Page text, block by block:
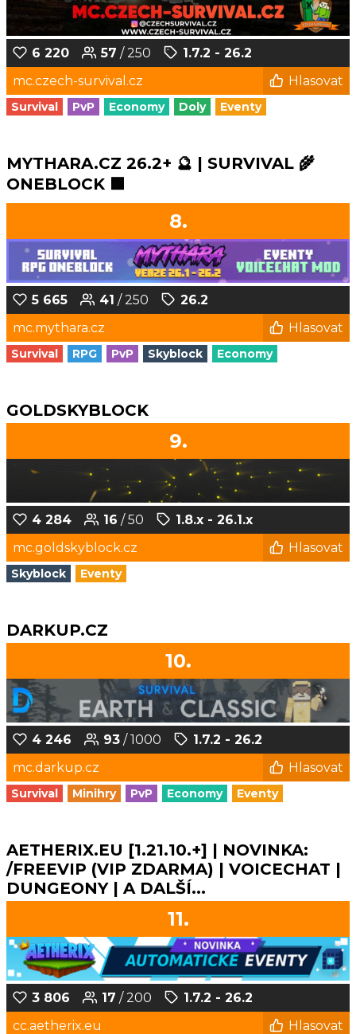
6 220 57 / 250
1.7.2 - 26.2
mc.czech-survival.cz
Hlasovat
Survival PvP Economy Doly Eventy
MYTHARA.CZ 26.2+ 🔮 | SURVIVAL 🌾
ONEBLOCK 🟩
8.
5 665 41 / 250
26.2
mc.mythara.cz
Hlasovat
Survival RPG PvP Skyblock Economy
GOLDSKYBLOCK
9.
4 284 16 / 50
1.8.x - 26.1.x
mc.goldskyblock.cz
Hlasovat
Skyblock Eventy
DARKUP.CZ
10.
4 246 93 / 1000
1.7.2 - 26.2
mc.darkup.cz
Hlasovat
Survival Minihry PvP Economy Eventy
AETHERIX.EU [1.21.10.+] | NOVINKA:
/FREEVIP (VIP ZDARMA) | VOICECHAT |
DUNGEONY | A DALŠÍ...
11.
3 806 17 / 200
1.7.2 - 26.2
cc.aetherix.eu
Hlasovat